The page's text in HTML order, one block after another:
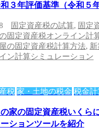
３年評価基準（令和５
固定資産税の試算, 固定
固定資産税オンライン計
の固定資産税計算方法,
ン計算シミュレーション
税 家・土地の税金 税金
家の固定資産税いくら
ーションツールを紹介